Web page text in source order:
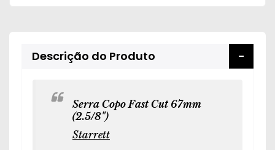
Descrição do Produto
Serra Copo Fast Cut 67mm
(2.5/8")
Starrett